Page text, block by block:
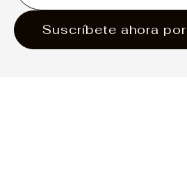
Suscríbete ahora